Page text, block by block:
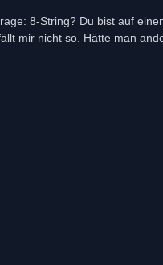
8-String? Du bist auf
mir nicht so. Hätte man